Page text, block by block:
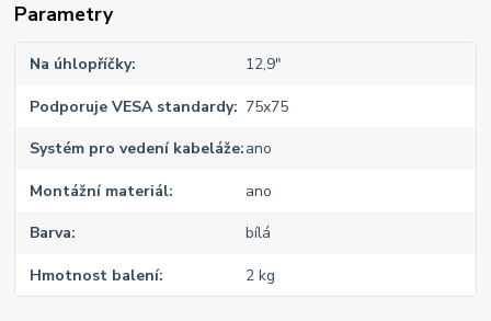
Parametry
Na úhlopříčky 12,9"
Podporuje VESA standardy 75x75
Systém pro vedení kabeláže ano
Montážní materiál ano
Barva bílá
Hmotnost balení 2 kg